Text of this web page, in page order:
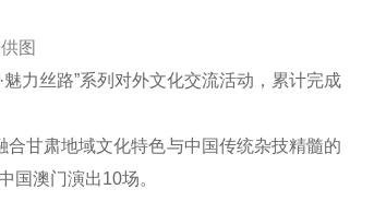
图
力丝路”系列对外文化交流活动，累计完成
甘肃地域文化特色与中国传统杂技精髓的
国澳门演出10场。